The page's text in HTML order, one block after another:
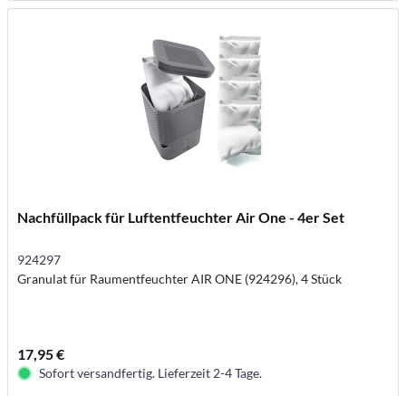
Nachfüllpack für Luftentfeuchter Air One - 4er Set
924297
Granulat für Raumentfeuchter AIR ONE (924296), 4 Stück
17,95 €
Sofort versandfertig. Lieferzeit 2-4 Tage.